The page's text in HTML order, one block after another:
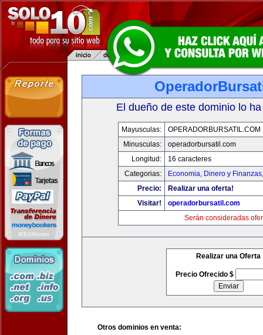
El dueño de este dominio lo
Mayusculas:
OPERADORBURSATIL.COM
Minusculas:
operadorbursatil.com
Longitud:
16 caracteres
Categorias:
Economia, Dinero y Finanzas
Precio:
Realizar una oferta!
Visitar!
operadorbursatil.com
Serán consideradas
Realizar una Oferta
Precio Ofrecido $
Otros dominios en venta: